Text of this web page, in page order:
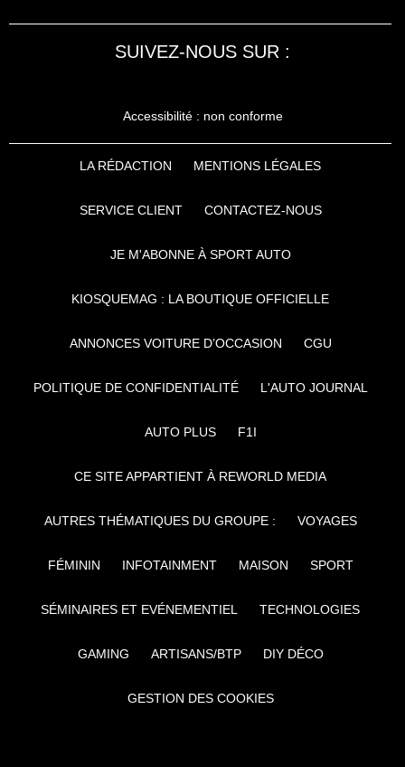
SUIVEZ-NOUS SUR :
Accessibilité : non conforme
LA RÉDACTION MENTIONS LÉGALES
SERVICE CLIENT CONTACTEZ-NOUS
JE M'ABONNE À SPORT AUTO
KIOSQUEMAG : LA BOUTIQUE OFFICIELLE
ANNONCES VOITURE D’OCCASION CGU
POLITIQUE DE CONFIDENTIALITÉ L'AUTO JOURNAL
AUTO PLUS F1I
CE SITE APPARTIENT À REWORLD MEDIA
AUTRES THÉMATIQUES DU GROUPE : VOYAGES
FÉMININ INFOTAINMENT MAISON SPORT
SÉMINAIRES ET EVÉNEMENTIEL TECHNOLOGIES
GAMING ARTISANS/BTP DIY DÉCO
GESTION DES COOKIES